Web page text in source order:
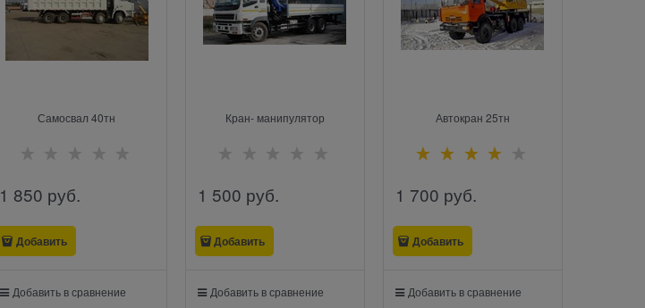
Самосвал 40тн
1 850 руб.
Добавить
Добавить в сравнение
Кран- манипулятор
1 500 руб.
Добавить
Добавить в сравнение
Автокран 25тн
1 700 руб.
Добавить
Добавить в сравнение